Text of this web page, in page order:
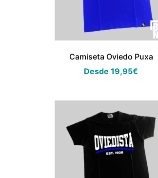
Camiseta Oviedo Puxa
Desde19,95€